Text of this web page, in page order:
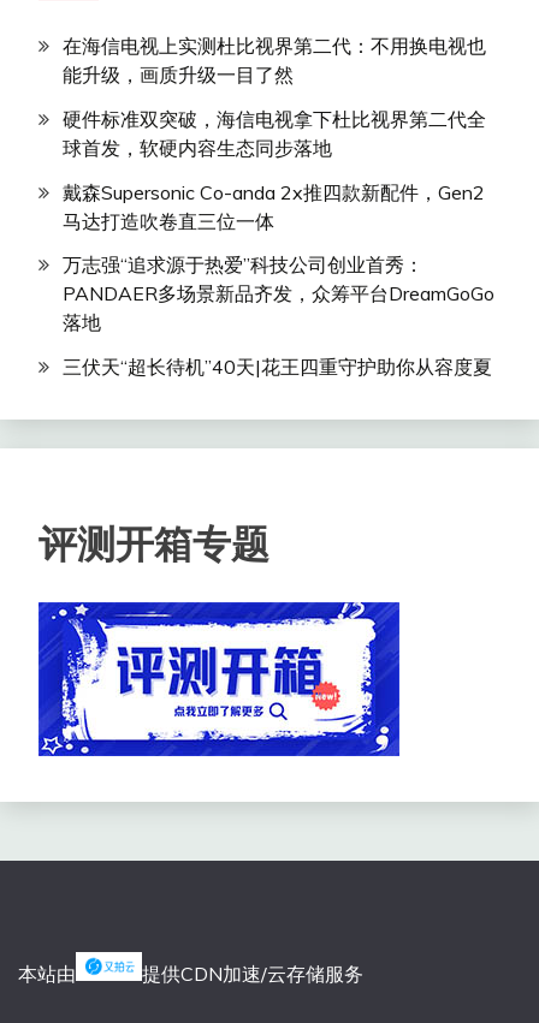
在海信电视上实测杜比视界第二代：不用换电视也
能升级，画质升级一目了然
硬件标准双突破，海信电视拿下杜比视界第二代全
球首发，软硬内容生态同步落地
戴森Supersonic Co-anda 2x推四款新配件，Gen2
马达打造吹卷直三位一体
万志强“追求源于热爱”科技公司创业首秀：
PANDAER多场景新品齐发，众筹平台DreamGoGo
落地
三伏天“超长待机”40天|花王四重守护助你从容度夏
评测开箱专题
本站由 提供CDN加速/云存储服务